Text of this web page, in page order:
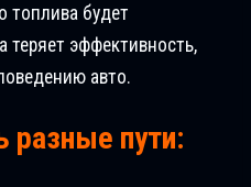
топлива будет
теряет эффективность,
авто.
разные пути: